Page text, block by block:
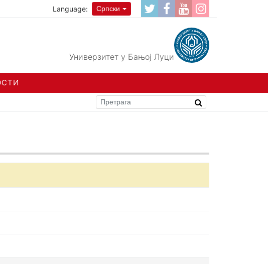
Language: Српски
Универзитет у Бањој Луци